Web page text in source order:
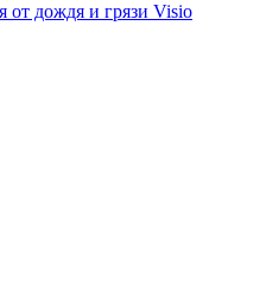
от дождя и грязи Visio